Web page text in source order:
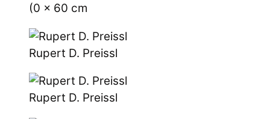
(0 x 60 cm
Rupert D. Preissl
Rupert D. Preissl